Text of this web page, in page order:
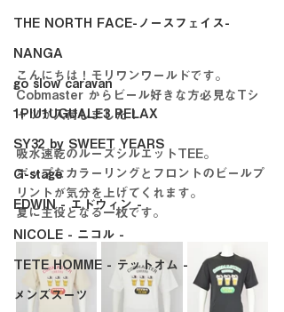
THE NORTH FACE-ノースフェイス-
NANGA
go slow caravan
1PIU1UGUALE3 RELAX
SY32 by SWEET YEARS
G-stage
EDWIN - エドウィン -
NICOLE - ニコル -
TETE HOMME - テットオム -
メンズスーツ
こんにちは！モリワンワールドです。
Cobmaster からビール好きな方必見なTシ
ャツが入荷しました！
吸水速乾のルーズシルエットTEE。
ポップなカラーリングとフロントのビールプ
リントが気分を上げてくれます。
夏に主役となる一枚です。